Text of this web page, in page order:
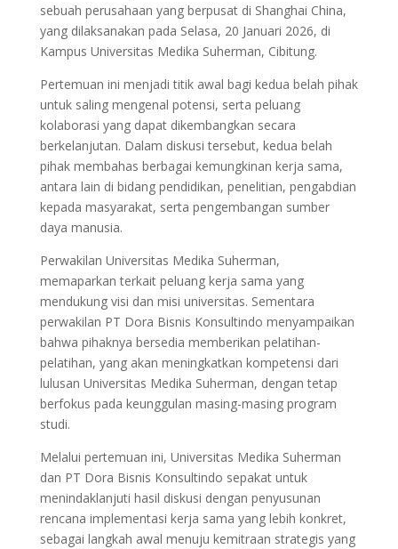
sebuah perusahaan yang berpusat di Shanghai China,
yang dilaksanakan pada Selasa, 20 Januari 2026, di
Kampus Universitas Medika Suherman, Cibitung.
Pertemuan ini menjadi titik awal bagi kedua belah pihak
untuk saling mengenal potensi, serta peluang
kolaborasi yang dapat dikembangkan secara
berkelanjutan. Dalam diskusi tersebut, kedua belah
pihak membahas berbagai kemungkinan kerja sama,
antara lain di bidang pendidikan, penelitian, pengabdian
kepada masyarakat, serta pengembangan sumber
daya manusia.
Perwakilan Universitas Medika Suherman,
memaparkan terkait peluang kerja sama yang
mendukung visi dan misi universitas. Sementara
perwakilan PT Dora Bisnis Konsultindo menyampaikan
bahwa pihaknya bersedia memberikan pelatihan-
pelatihan, yang akan meningkatkan kompetensi dari
lulusan Universitas Medika Suherman, dengan tetap
berfokus pada keunggulan masing-masing program
studi.
Melalui pertemuan ini, Universitas Medika Suherman
dan PT Dora Bisnis Konsultindo sepakat untuk
menindaklanjuti hasil diskusi dengan penyusunan
rencana implementasi kerja sama yang lebih konkret,
sebagai langkah awal menuju kemitraan strategis yang